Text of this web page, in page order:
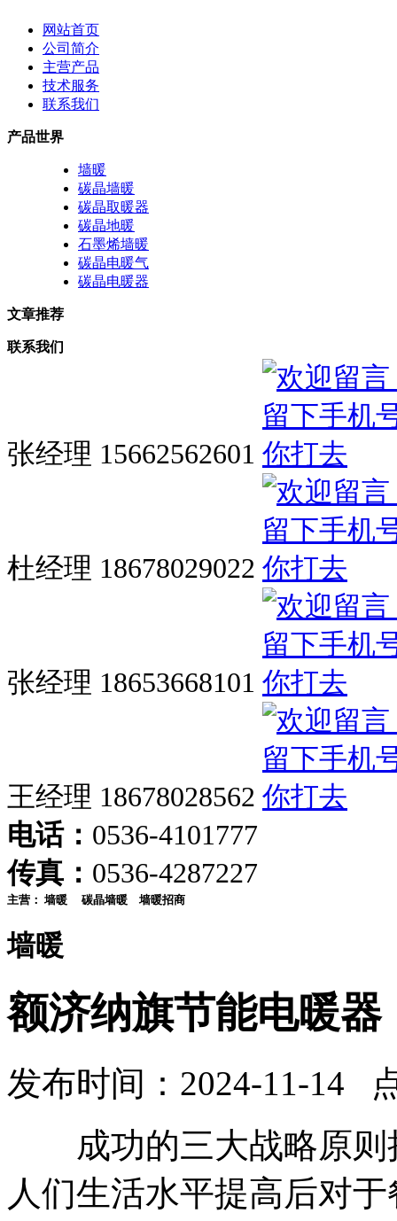
网站首页
公司简介
主营产品
技术服务
联系我们
产品世界
墙暖
碳晶墙暖
碳晶取暖器
碳晶地暖
石墨烯墙暖
碳晶电暖气
碳晶电暖器
文章推荐
联系我们
张经理 15662562601
杜经理 18678029022
张经理 18653668101
王经理 18678028562
电话： 0536-4101777
传真： 0536-4287227
主营： 墙暖 碳晶墙暖 墙暖招商
墙暖
额济纳旗节能电暖器
发布时间：2024-11-14
成功的三大战略原则
人们生活水平提高后对